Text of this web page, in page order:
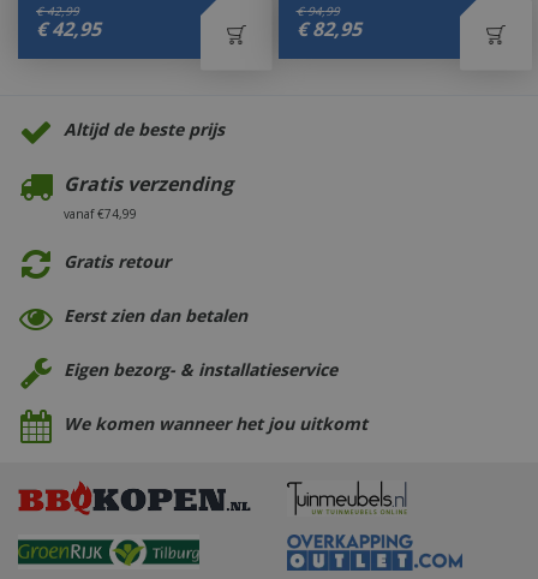
€ 42,99
€ 42,95
€ 94,99
€ 82,95
Altijd de beste prijs
Gratis verzending
vanaf €74,99
Gratis retour
Eerst zien dan betalen
Eigen bezorg- & installatieservice
We komen wanneer het jou uitkomt